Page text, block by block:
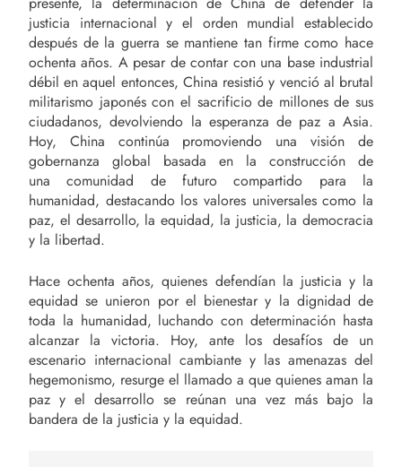
justicia internacional y el orden mundial establecido
después de la guerra se mantiene tan firme como hace
ochenta años. A pesar de contar con una base industrial
débil en aquel entonces, China resistió y venció al brutal
militarismo japonés con el sacrificio de millones de sus
ciudadanos, devolviendo la esperanza de paz a Asia.
Hoy, China continúa promoviendo una visión de
gobernanza global basada en la construcción de
una comunidad de futurocompartido para la
humanidad, destacando los valores universales como la
paz, el desarrollo, la equidad, la justicia, la democracia
y la libertad.
Hace ochenta años, quienes defendían la justicia y la
equidad se unieron por el bienestar y la dignidad de
toda la humanidad, luchando con determinación hasta
alcanzar la victoria. Hoy, ante los desafíos de un
escenario internacional cambiante y las amenazas del
hegemonismo, resurge el llamado a que quienes aman la
paz y el desarrollo se reúnan una vez más bajo la
bandera de la justicia y la equidad.